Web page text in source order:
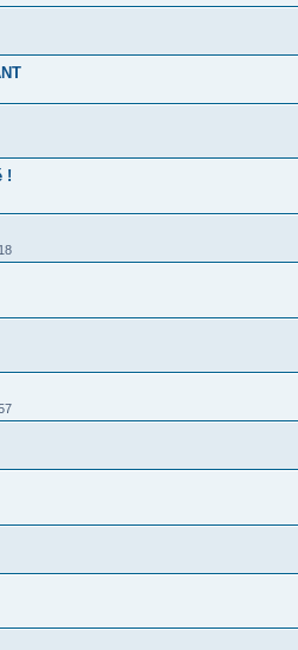
!